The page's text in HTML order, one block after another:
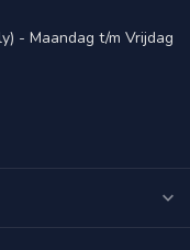
- Maandag t/m Vrijdag